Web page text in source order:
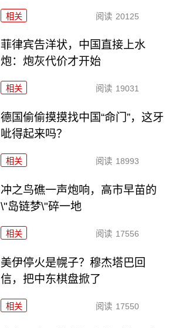
相关 阅读 20125
菲律宾告洋状，中国直接上水
炮：炮灰代价才开始
相关 阅读 19031
德国偷偷摸摸找中国“命门”，这牙
呲得起来吗？
相关 阅读 18993
冲之鸟礁一声炮响，高市早苗的
\"岛链梦\"碎一地
相关 阅读 17556
美伊停火是幌子？穆杰塔巴回
信，把中东棋盘掀了
相关 阅读 17550